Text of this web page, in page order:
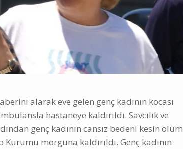
alarak eve gelen genç kadının kocası
hastaneye kaldırıldı. Savcılık ve
genç kadının cansız bedeni kesin ölüm
morguna kaldırıldı. Genç kadının